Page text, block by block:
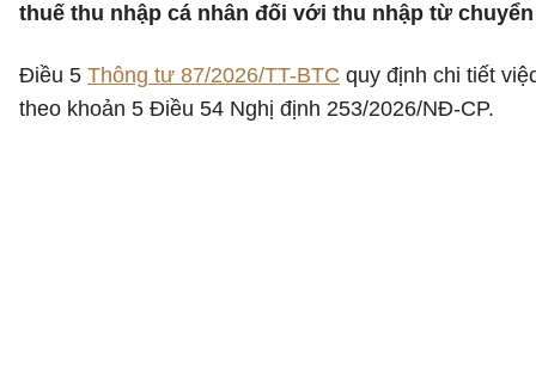
thuế thu nhập cá nhân đối với thu nhập từ
Điều 5 Thông tư 87/2026/TT-BTC quy định chi tiết
theo khoản 5 Điều 54 Nghị định 253/2026/NĐ-CP.